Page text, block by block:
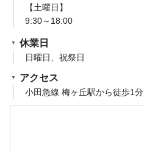
【土曜日】
9:30～18:00
休業日
日曜日、祝祭日
アクセス
小田急線 梅ヶ丘駅から徒歩1分